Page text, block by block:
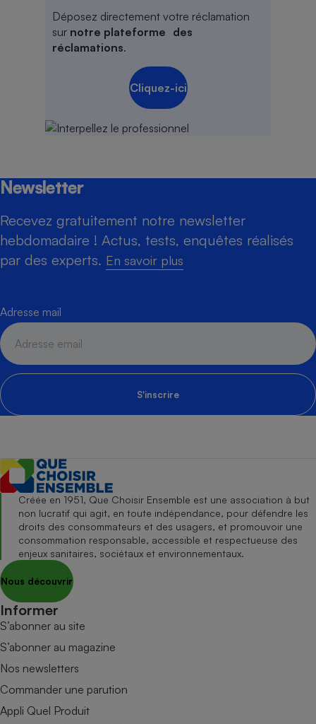
Déposez directement votre réclamation
sur notre plateforme des
réclamations.
Cliquez-ici
Newsletter
Recevez gratuitement notre newsletter
hebdomadaire ! Actus, tests, enquêtes réalisés
par des experts. En savoir plus
Adresse mail
S'inscrire
Créée en 1951, Que Choisir Ensemble est une association à but
non lucratif qui agit, en toute indépendance, pour défendre les
droits des consommateurs et des usagers, et promouvoir une
consommation responsable, accessible et respectueuse des
enjeux sanitaires, sociétaux et environnementaux.
Nous découvrir
Informer
S’abonner au site
S’abonner au magazine
Nos newsletters
Commander une parution
Appli Quel Produit